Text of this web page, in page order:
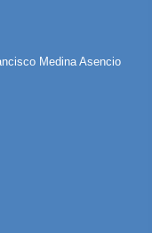
Medina Asencio